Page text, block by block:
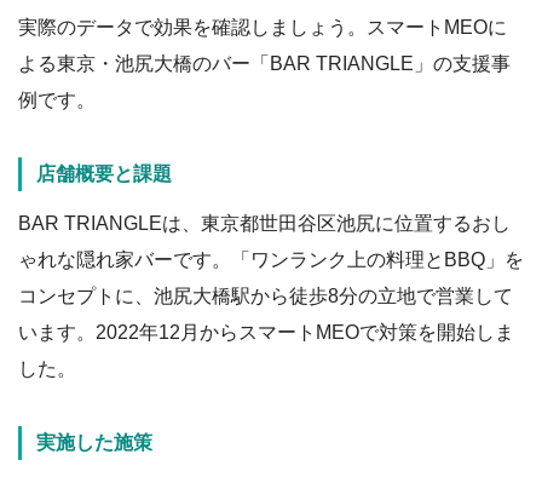
実際のデータで効果を確認しましょう。スマートMEOに
よる東京・池尻大橋のバー「BAR TRIANGLE」の支援事
例です。
店舗概要と課題
BAR TRIANGLEは、東京都世田谷区池尻に位置するおし
ゃれな隠れ家バーです。「ワンランク上の料理とBBQ」を
コンセプトに、池尻大橋駅から徒歩8分の立地で営業して
います。2022年12月からスマートMEOで対策を開始しま
した。
実施した施策